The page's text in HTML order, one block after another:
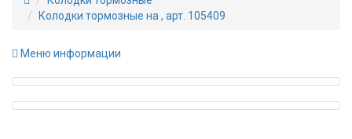
Колодки тормозные на , арт. 105409
Меню информации